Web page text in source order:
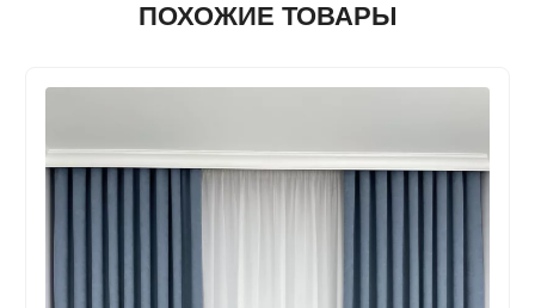
ПОХОЖИЕ ТОВАРЫ